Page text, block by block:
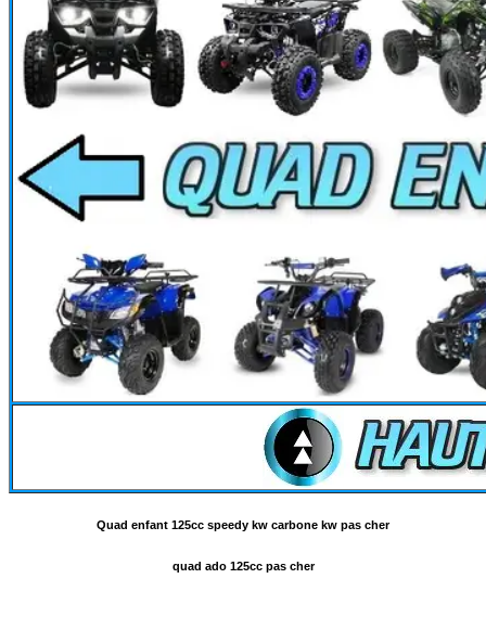
Quad enfant 125cc speedy kw carbone kw pas cher
quad ado 125cc pas cher